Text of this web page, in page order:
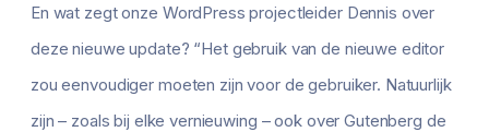
En wat zegt onze WordPress projectleider Dennis over
deze nieuwe update? “Het gebruik van de nieuwe editor
zou eenvoudiger moeten zijn voor de gebruiker. Natuurlijk
zijn – zoals bij elke vernieuwing – ook over Gutenberg de